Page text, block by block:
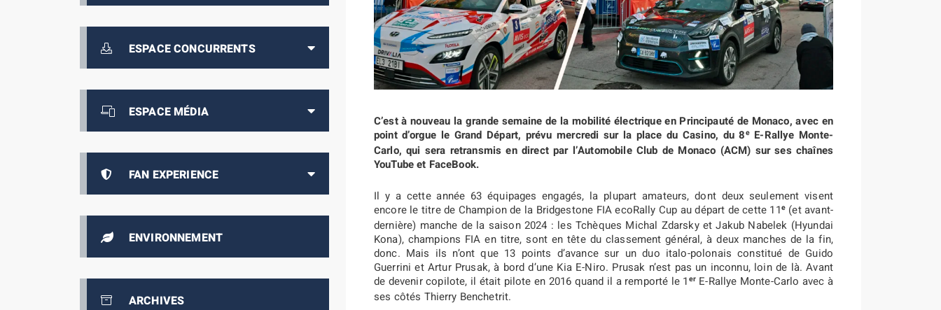
ESPACE CONCURRENTS
ESPACE MÉDIA
FAN EXPERIENCE
ENVIRONNEMENT
ARCHIVES
C’est à nouveau la grande semaine de la mobilité électrique en Principauté de Monaco, avec en
point d’orgue le Grand Départ, prévu mercredi sur la place du Casino, du 8eE-Rallye Monte-
Carlo, qui sera retransmis en direct par l’Automobile Club de Monaco (ACM) sur ses chaînes
YouTube et FaceBook.
Il y a cette année 63 équipages engagés, la plupart amateurs, dont deux seulement visent
encore le titre de Champion de la Bridgestone FIA ecoRally Cup au départ de cette 11e(et avant-
dernière) manche de la saison 2024 : les Tchèques Michal Zdarsky et Jakub Nabelek (Hyundai
Kona), champions FIA en titre, sont en tête du classement général, à deux manches de la fin,
donc. Mais ils n’ont que 13 points d’avance sur un duo italo-polonais constitué de Guido
Guerrini et Artur Prusak, à bord d’une Kia E-Niro. Prusak n’est pas un inconnu, loin de là. Avant
de devenir copilote, il était pilote en 2016 quand il a remporté le 1 erE-Rallye Monte-Carlo avec à
ses côtés Thierry Benchetrit.